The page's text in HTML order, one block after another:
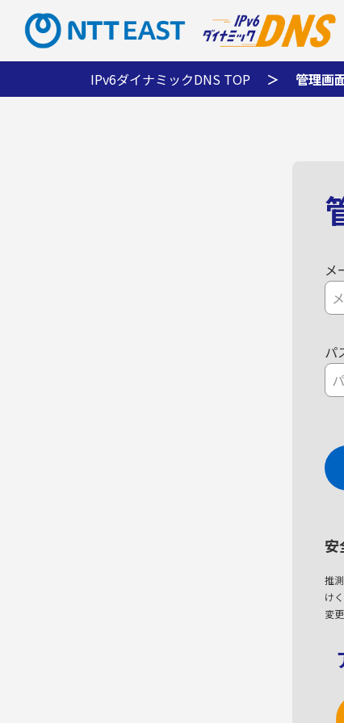
IPv6ダイナミックDNS TOP 管理画
メ
パ
安
推
け
変